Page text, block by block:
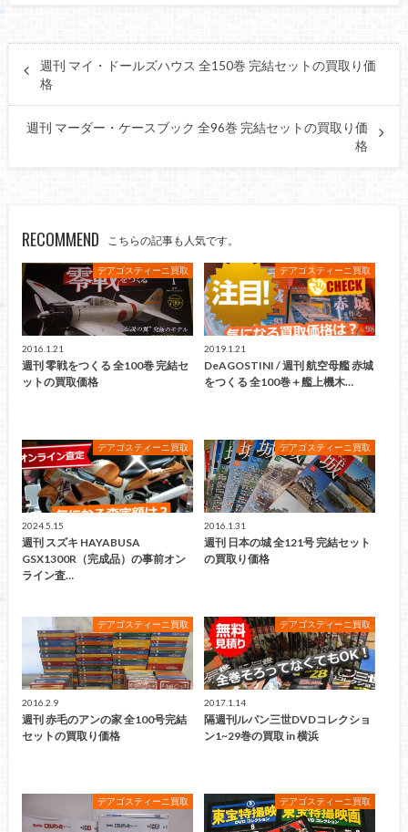
週刊 マイ・ドールズハウス 全150巻 完結セットの買取り価
格
週刊 マーダー・ケースブック 全96巻 完結セットの買取り価
格
RECOMMEND こちらの記事も人気です。
デアゴスティーニ買取
2016.1.21
週刊 零戦をつくる 全100巻 完結セ
ットの買取価格
デアゴスティーニ買取
2019.1.21
DeAGOSTINI / 週刊 航空母艦 赤城
をつくる 全100巻＋艦上機木…
デアゴスティーニ買取
2024.5.15
週刊 スズキ HAYABUSA
GSX1300R（完成品）の事前オン
ライン査…
デアゴスティーニ買取
2016.1.31
週刊 日本の城 全121号 完結セット
の買取り価格
デアゴスティーニ買取
2016.2.9
週刊 赤毛のアンの家 全100号完結
セットの買取り価格
デアゴスティーニ買取
2017.1.14
隔週刊ルパン三世DVDコレクショ
ン1~29巻の買取 in 横浜
デアゴスティーニ買取 デアゴスティーニ買取